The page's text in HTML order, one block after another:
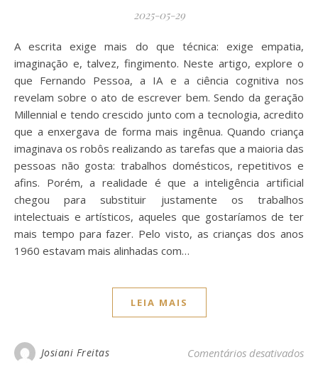
2025-05-29
A escrita exige mais do que técnica: exige empatia,
imaginação e, talvez, fingimento. Neste artigo, explore o
que Fernando Pessoa, a IA e a ciência cognitiva nos
revelam sobre o ato de escrever bem. Sendo da geração
Millennial e tendo crescido junto com a tecnologia, acredito
que a enxergava de forma mais ingênua. Quando criança
imaginava os robôs realizando as tarefas que a maioria das
pessoas não gosta: trabalhos domésticos, repetitivos e
afins. Porém, a realidade é que a inteligência artificial
chegou para substituir justamente os trabalhos
intelectuais e artísticos, aqueles que gostaríamos de ter
mais tempo para fazer. Pelo visto, as crianças dos anos
1960 estavam mais alinhadas com…
LEIA MAIS
Josiani Freitas Comentários desativados